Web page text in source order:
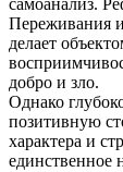
Переживания
делает
добро и зло.
Однако
позитивную
характера и
единственное